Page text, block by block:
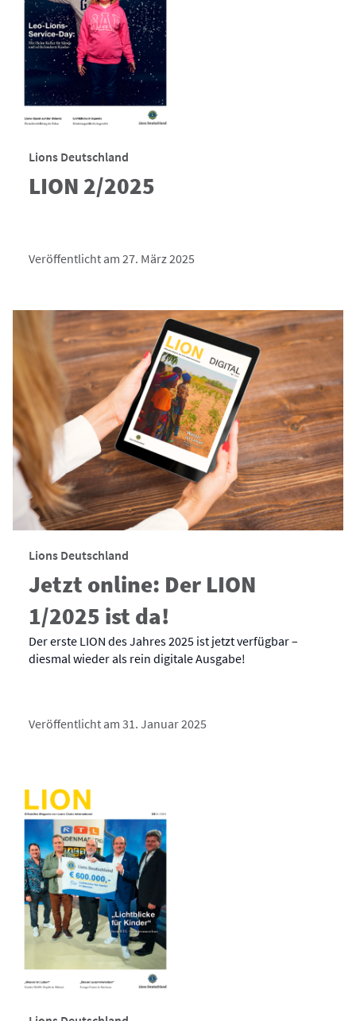
Lions Deutschland
LION 2/2025
Veröffentlicht am 27. März 2025
Lions Deutschland
Jetzt online: Der LION
1/2025 ist da!
Der erste LION des Jahres 2025 ist jetzt verfügbar –
diesmal wieder als rein digitale Ausgabe!
Veröffentlicht am 31. Januar 2025